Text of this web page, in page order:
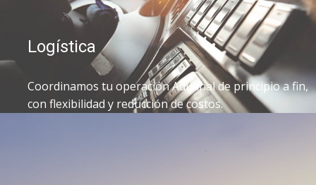
Logística
Coordinamos tu operación Aduanal de principio a fin,
con flexibilidad y reducción de costos.